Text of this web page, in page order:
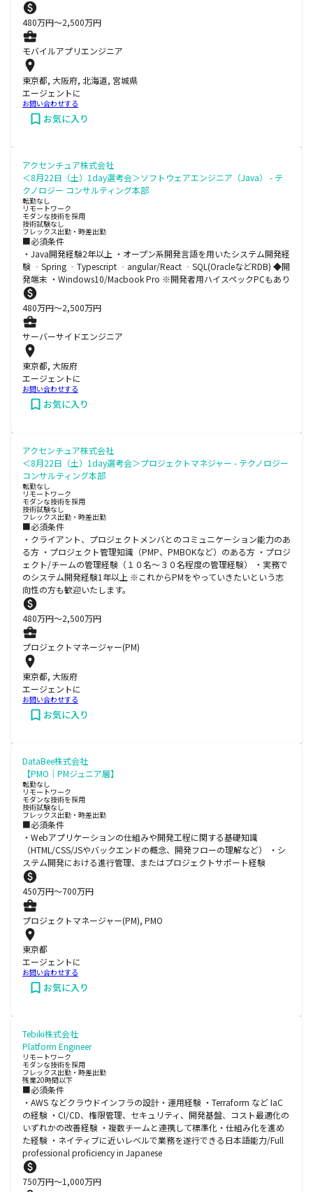
480万円〜2,500万円
モバイルアプリエンジニア
東京都, 大阪府, 北海道, 宮城県
エージェントに
お問い合わせする
お気に入り
アクセンチュア株式会社
＜8月22日（土）1day選考会＞ソフトウェアエンジニア（Java） - テ
クノロジー コンサルティング本部
転勤なし
リモートワーク
モダンな技術を採用
技術試験なし
フレックス出勤・時差出勤
■必須条件
・Java開発経験2年以上 ・オープン系開発言語を用いたシステム開発経
験 ‐Spring ‐Typescript ‐angular/React ‐SQL(OracleなどRDB) ◆開
発端末 ・Windows10/Macbook Pro ※開発者用ハイスペックPCもあり
480万円〜2,500万円
サーバーサイドエンジニア
東京都, 大阪府
エージェントに
お問い合わせする
お気に入り
アクセンチュア株式会社
＜8月22日（土）1day選考会＞プロジェクトマネジャー - テクノロジー
コンサルティング本部
転勤なし
リモートワーク
モダンな技術を採用
技術試験なし
フレックス出勤・時差出勤
■必須条件
・クライアント、プロジェクトメンバとのコミュニケーション能力のあ
る方 ・プロジェクト管理知識（PMP、PMBOKなど）のある方 ・プロジ
ェクト/チームの管理経験（１０名～３０名程度の管理経験） ・実務で
のシステム開発経験1年以上 ※これからPMをやっていきたいという志
向性の方も歓迎いたします。
480万円〜2,500万円
プロジェクトマネージャー(PM)
東京都, 大阪府
エージェントに
お問い合わせする
お気に入り
DataBee株式会社
【PMO｜PMジュニア層】
転勤なし
リモートワーク
モダンな技術を採用
技術試験なし
フレックス出勤・時差出勤
■必須条件
・Webアプリケーションの仕組みや開発工程に関する基礎知識
（HTML/CSS/JSやバックエンドの概念、開発フローの理解など） ・シ
ステム開発における進行管理、またはプロジェクトサポート経験
450万円〜700万円
プロジェクトマネージャー(PM), PMO
東京都
エージェントに
お問い合わせする
お気に入り
Tebiki株式会社
Platform Engineer
リモートワーク
モダンな技術を採用
フレックス出勤・時差出勤
残業20時間以下
■必須条件
・AWS などクラウドインフラの設計・運用経験 ・Terraform など IaC
の経験 ・CI/CD、権限管理、セキュリティ、開発基盤、コスト最適化の
いずれかの改善経験 ・複数チームと連携して標準化・仕組み化を進め
た経験 ・ネイティブに近いレベルで業務を遂行できる日本語能力/Full
professional proficiency in Japanese
750万円〜1,000万円